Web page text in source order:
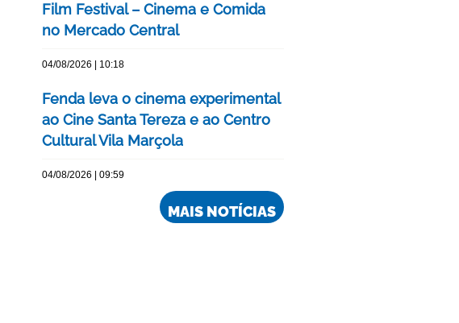
Film Festival – Cinema e Comida
no Mercado Central
04/08/2026 | 10:18
Fenda leva o cinema experimental
ao Cine Santa Tereza e ao Centro
Cultural Vila Marçola
04/08/2026 | 09:59
MAIS NOTÍCIAS